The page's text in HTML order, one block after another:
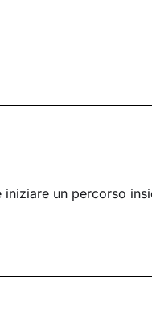
un percorso